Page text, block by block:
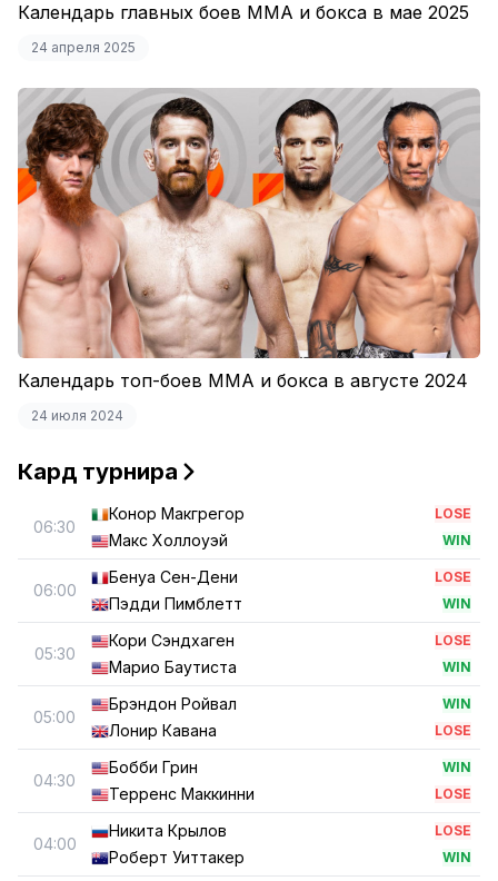
Календарь главных боев ММА и бокса в мае 2025
24 апреля 2025
Календарь топ-боев ММА и бокса в августе 2024
24 июля 2024
Кард турнира
06:30
Конор Макгрегор LOSE
Макс Холлоуэй WIN
06:00
Бенуа Сен-Дени LOSE
Пэдди Пимблетт WIN
05:30
Кори Сэндхаген LOSE
Марио Баутиста WIN
05:00
Брэндон Ройвал WIN
Лонир Кавана LOSE
04:30
Бобби Грин WIN
Терренс Маккинни LOSE
04:00
Никита Крылов LOSE
Роберт Уиттакер WIN